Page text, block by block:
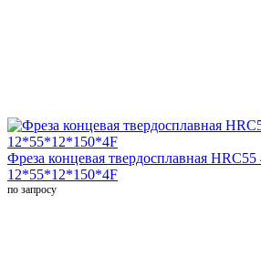
Фреза концевая твердосплавная HRC55
12*55*12*150*4F
по запросу